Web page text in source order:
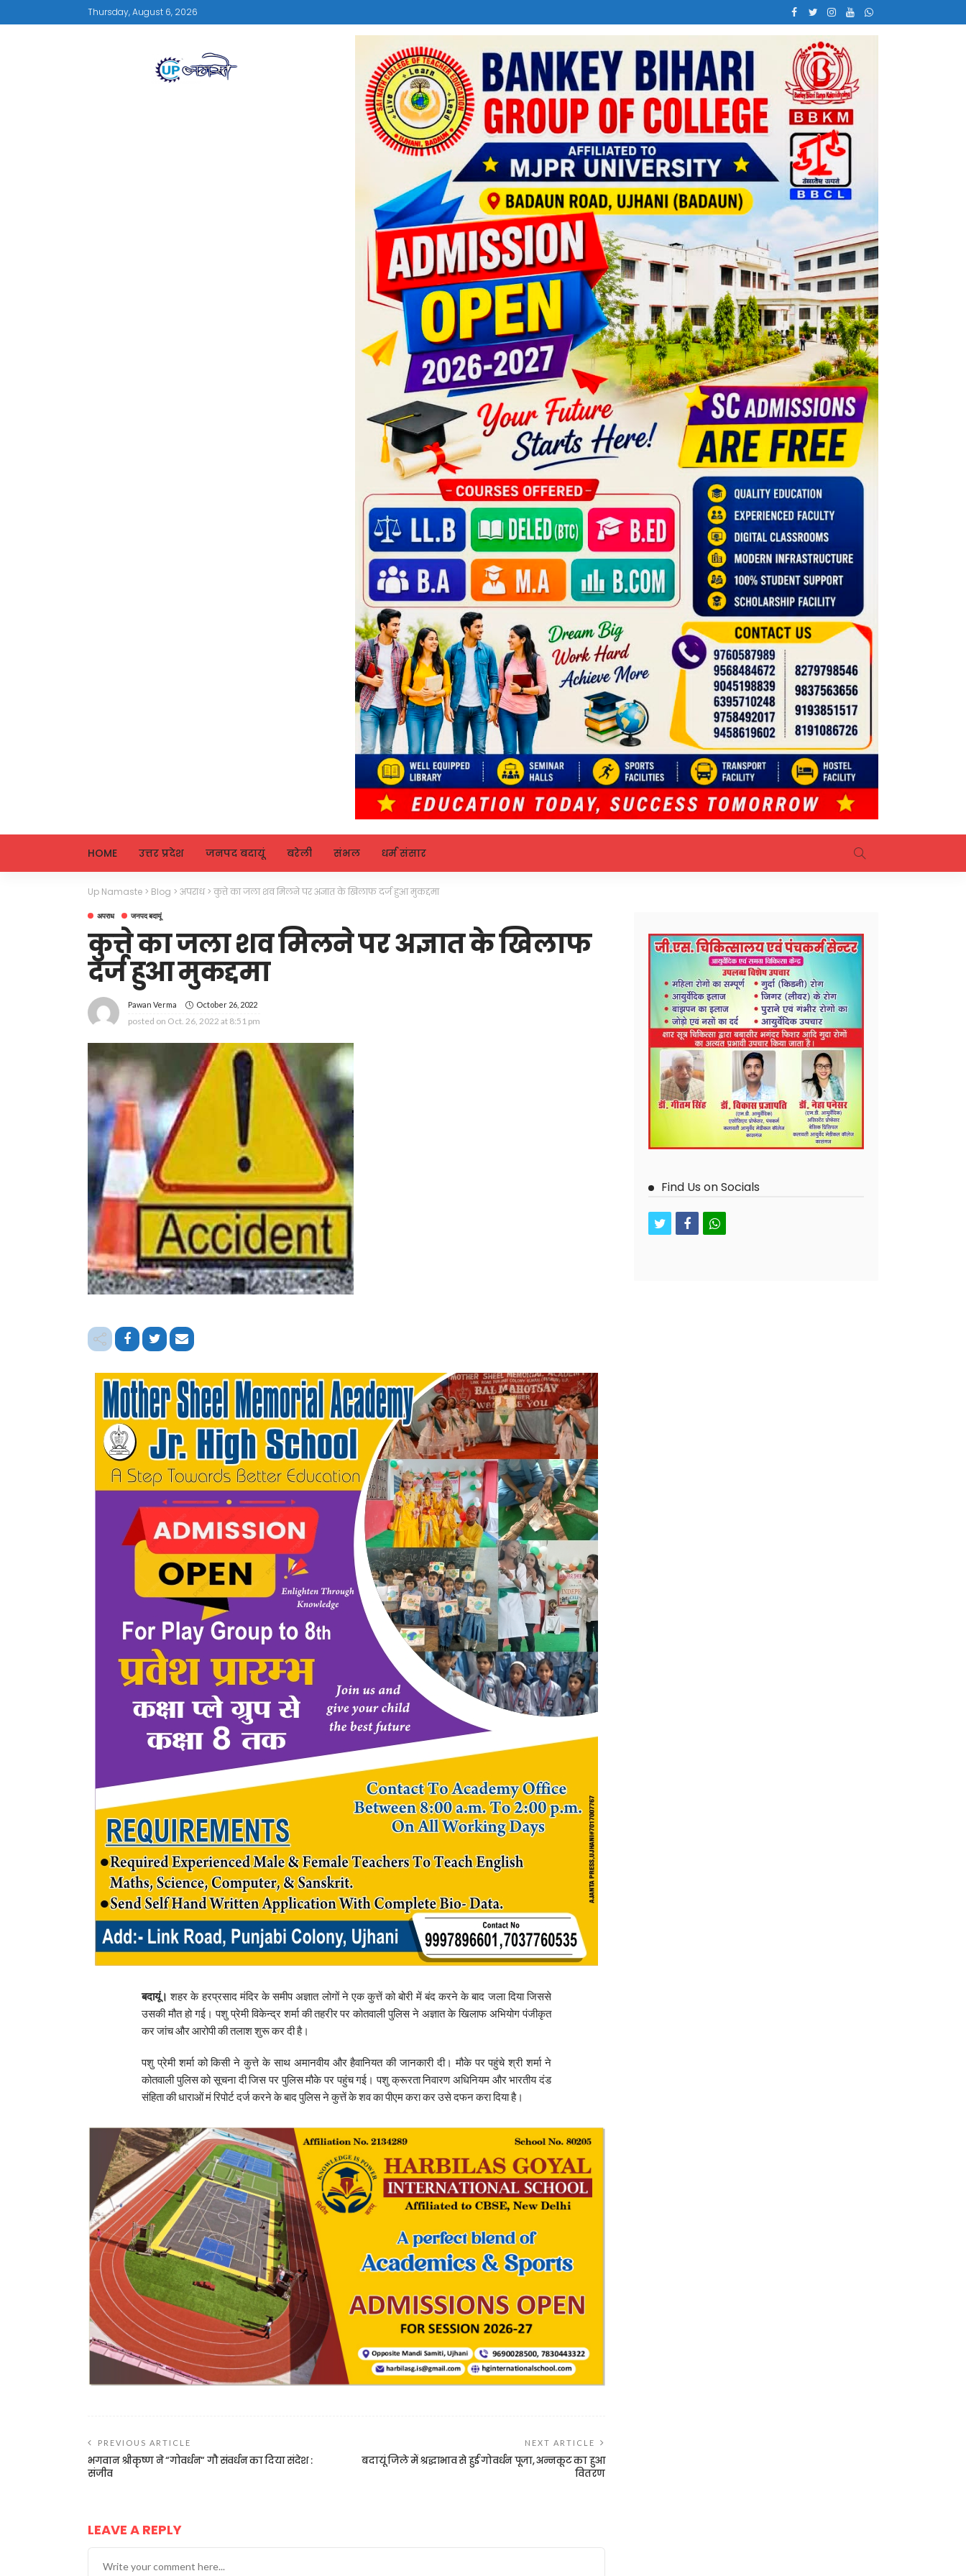
Thursday, August 6, 2026
HOME उत्तर प्रदेश जनपद बदायूं बरेली संभल धर्म संसार
Up Namaste > Blog > अपराध> कुत्ते का जला शव मिलने पर अज्ञात के खिलाफ दर्ज हुआ मुकद्दमा
अपराध जनपद बदायूं
कुत्ते का जला शव मिलने पर अज्ञात के खिलाफ
दर्ज हुआ मुकद्दमा
Pawan Verma October 26, 2022
posted on Oct. 26, 2022 at 8:51 pm
बदायूं। शहर के हरप्रसाद मंदिर के समीप अज्ञात लोगों ने एक कुत्तें को बोरी में बंद करने के बाद जला दिया जिससे
उसकी मौत हो गई। पशु प्रेमी विकेन्द्र शर्मा की तहरीर पर कोतवाली पुलिस ने अज्ञात के खिलाफ अभियोग पंजीकृत
कर जांच और आरोपी की तलाश शुरू कर दी है।
पशु प्रेमी शर्मा को किसी ने कुत्ते के साथ अमानवीय और हैवानियत की जानकारी दी। मौके पर पहुंचे श्री शर्मा ने
कोतवाली पुलिस को सूचना दी जिस पर पुलिस मौके पर पहुंच गई। पशु क्रूरता निवारण अधिनियम और भारतीय दंड
संहिता की धाराओं मं रिपोर्ट दर्ज करने के बाद पुलिस ने कुत्तें के शव का पीएम करा कर उसे दफन करा दिया है।
PREVIOUS ARTICLE
भगवान श्रीकृष्ण ने “गोवर्धन“ गौ संवर्धन का दिया संदेश :
संजीव
NEXT ARTICLE
बदायूं जिले में श्रद्धाभाव से हुई गोवर्धन पूजा, अन्नकूट का हुआ
वितरण
LEAVE A REPLY
Find Us on Socials
twitterfacebookwhatsapp